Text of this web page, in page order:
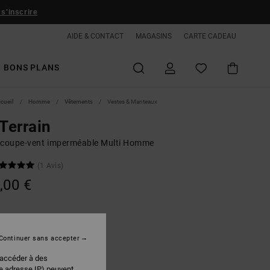
s'inscrire
AIDE & CONTACT MAGASINS CARTE CADEAU
BONS PLANS
Homme Vêtements Vestes & Manteaux
vent imperméable Multi Homme
(1 Avis)
€
à des
sans accepter